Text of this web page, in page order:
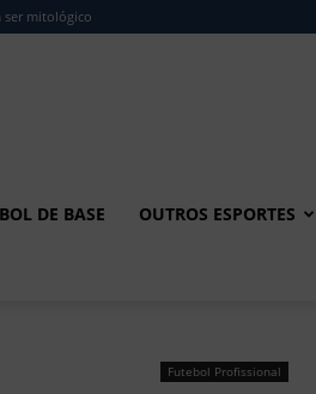
ser mitológico
DE BASE OUTROS ESPORTES
Futebol Profissional